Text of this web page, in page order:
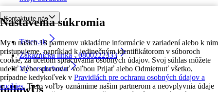
Nastavenia súkromia
My a našich 18 partnerov ukladáme informácie v zariadení alebo k nim
pristupujeme, napríklad k jedinečným identifikátorom v súboroch
cookie, za účelom spracúvania osobných údajov. Svoj súhlas môžete
udeliť alebo spravovať voľbou Prijať alebo Odmietnuť všetko,
prípadne kedykoľvek v Pravidlách pre ochranu osobných údajov a
cookies. Tieto voľby oznámime našim partnerom a neovplyvnia údaje
Kontaktujte nás
Tesco.sk
Zákaznícka linka - 0800222333
Výber obchodu
followUs